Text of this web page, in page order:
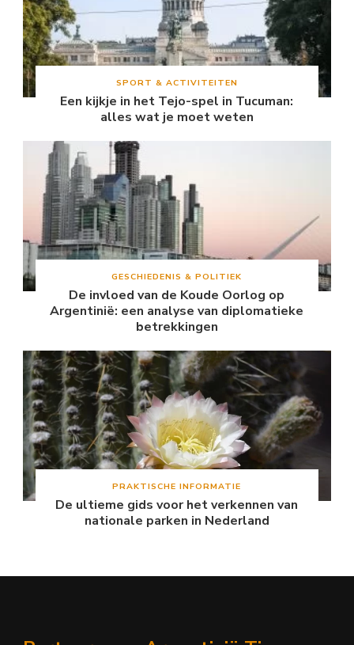
SPORT & ACTIVITEITEN
Een kijkje in het Tejo-spel in Tucuman:
alles wat je moet weten
GESCHIEDENIS & POLITIEK
De invloed van de Koude Oorlog op
Argentinië: een analyse van diplomatieke
betrekkingen
PRAKTISCHE INFORMATIE
De ultieme gids voor het verkennen van
nationale parken in Nederland